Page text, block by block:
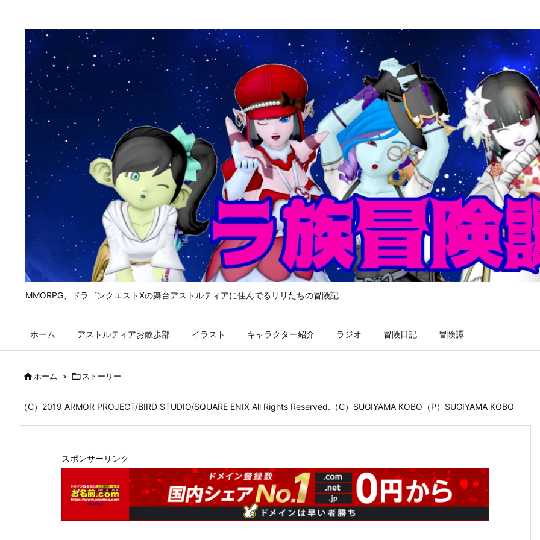
MMORPG、ドラゴンクエストⅩの舞台アストルティアに住んでるリリたちの冒険記
ホーム アストルティアお散歩部 イラスト キャラクター紹介 ラジオ 冒険日記 冒険譚
ホーム >  ストーリー
（C）2019 ARMOR PROJECT/BIRD STUDIO/SQUARE ENIX All Rights Reserved.（C）SUGIYAMA KOBO（P）SUGIYAMA KOBO
スポンサーリンク